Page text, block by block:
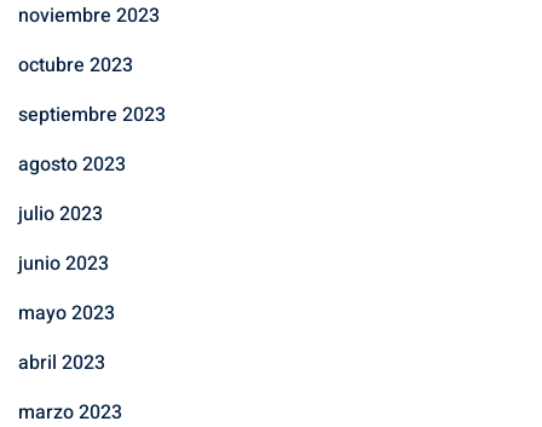
noviembre 2023
octubre 2023
septiembre 2023
agosto 2023
julio 2023
junio 2023
mayo 2023
abril 2023
marzo 2023